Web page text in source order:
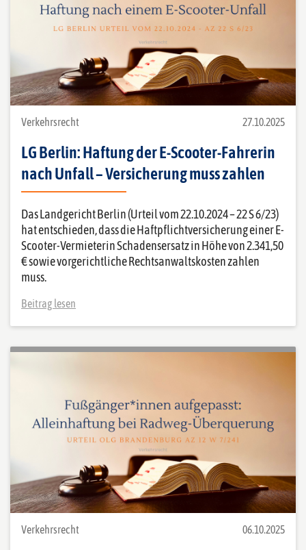
Verkehrsrecht 27.10.2025
LG Berlin: Haftung der E-Scooter-Fahrerin
nach Unfall – Versicherung muss zahlen
Das Landgericht Berlin (Urteil vom 22.10.2024 – 22 S 6/23)
hat entschieden, dass die Haftpflichtversicherung einer E-
Scooter-Vermieterin Schadensersatz in Höhe von 2.341,50
€ sowie vorgerichtliche Rechtsanwaltskosten zahlen
muss.
Beitrag lesen
Verkehrsrecht 06.10.2025